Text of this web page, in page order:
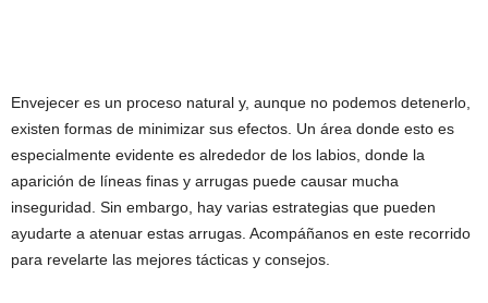
Envejecer es un proceso natural y, aunque no podemos detenerlo,
existen formas de minimizar sus efectos. Un área donde esto es
especialmente evidente es alrededor de los labios, donde la
aparición de líneas finas y arrugas puede causar mucha
inseguridad. Sin embargo, hay varias estrategias que pueden
ayudarte a atenuar estas arrugas. Acompáñanos en este recorrido
para revelarte las mejores tácticas y consejos.